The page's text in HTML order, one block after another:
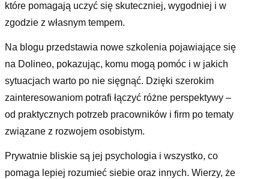
które pomagają uczyć się skuteczniej, wygodniej i w
zgodzie z własnym tempem.
Na blogu przedstawia nowe szkolenia pojawiające się
na Dolineo, pokazując, komu mogą pomóc i w jakich
sytuacjach warto po nie sięgnąć. Dzięki szerokim
zainteresowaniom potrafi łączyć różne perspektywy –
od praktycznych potrzeb pracowników i firm po tematy
związane z rozwojem osobistym.
Prywatnie bliskie są jej psychologia i wszystko, co
pomaga lepiej rozumieć siebie oraz innych. Wierzy, że